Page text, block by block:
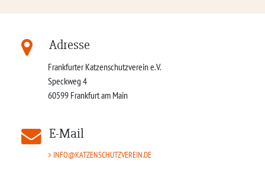
Adresse
Frankfurter Katzenschutzverein e.V.
Speckweg 4
60599 Frankfurt am Main
E-Mail
INFO@KATZENSCHUTZVEREIN.DE